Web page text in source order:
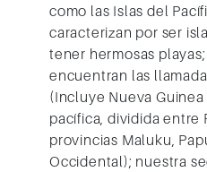
como las Islas del
caracterizan por ser
tener hermosas
encuentran las
(Incluye Nueva Guinea
pacífica, dividida entre
provincias Maluku,
Occidental); nuestra